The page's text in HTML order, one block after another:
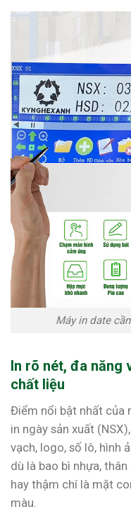
Máy in date
In rõ nét, đa năng
chất liệu
Điểm nổi bật nhất của
in ngày sản xuất
vạch, logo, số lô, hình
dù là bao bì nhựa,
hay thậm chí là mặt
màu.